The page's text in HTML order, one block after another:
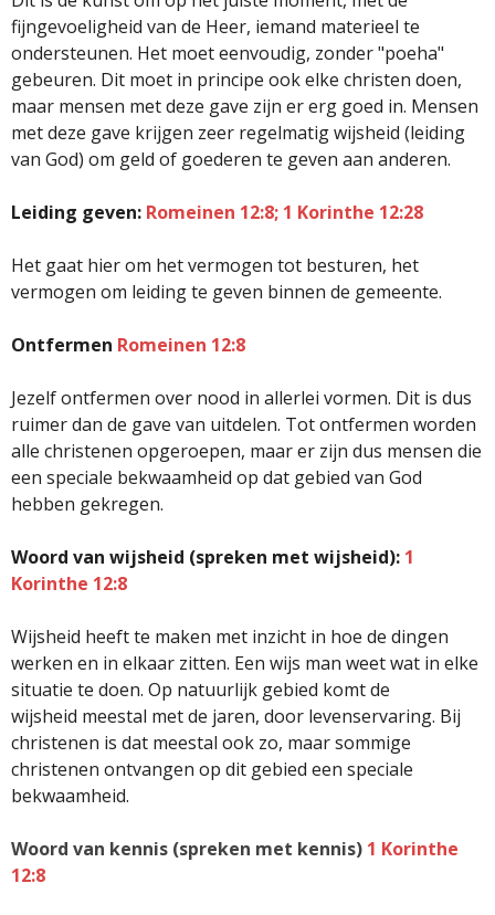
fijngevoeligheid van de Heer, iemand materieel te
ondersteunen. Het moet eenvoudig, zonder "poeha"
gebeuren. Dit moet in principe ook elke christen doen,
maar mensen met deze gave zijn er erg goed in. Mensen
met deze gave krijgen zeer regelmatig wijsheid (leiding
van God) om geld of goederen te geven aan anderen.
Leiding geven: Romeinen 12:8; 1 Korinthe 12:28
Het gaat hier om het vermogen tot besturen, het
vermogen om leiding te geven binnen de gemeente.
Ontfermen Romeinen 12:8
Jezelf ontfermen over nood in allerlei vormen. Dit is dus
ruimer dan de gave van uitdelen. Tot ontfermen worden
alle christenen opgeroepen, maar er zijn dus mensen die
een speciale bekwaamheid op dat gebied van God
hebben gekregen.
Woord van wijsheid (spreken met wijsheid): 1
Korinthe 12:8
Wijsheid heeft te maken met inzicht in hoe de dingen
werken en in elkaar zitten. Een wijs man weet wat in elke
situatie te doen. Op natuurlijk gebied komt de
wijsheid meestal met de jaren, door levenservaring. Bij
christenen is dat meestal ook zo, maar sommige
christenen ontvangen op dit gebied een speciale
bekwaamheid.
Woord van kennis (spreken met kennis) 1 Korinthe
12:8